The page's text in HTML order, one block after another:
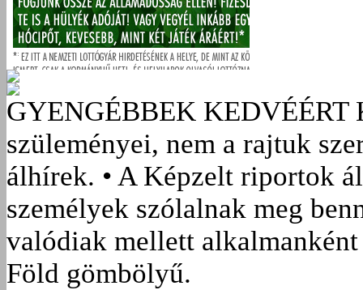
GYENGÉBBEK KEDVÉÉRT
szüleményei, nem a rajtuk
álhírek. • A Képzelt riportok
személyek szólalnak meg
valódiak mellett
Föld gömbölyű.